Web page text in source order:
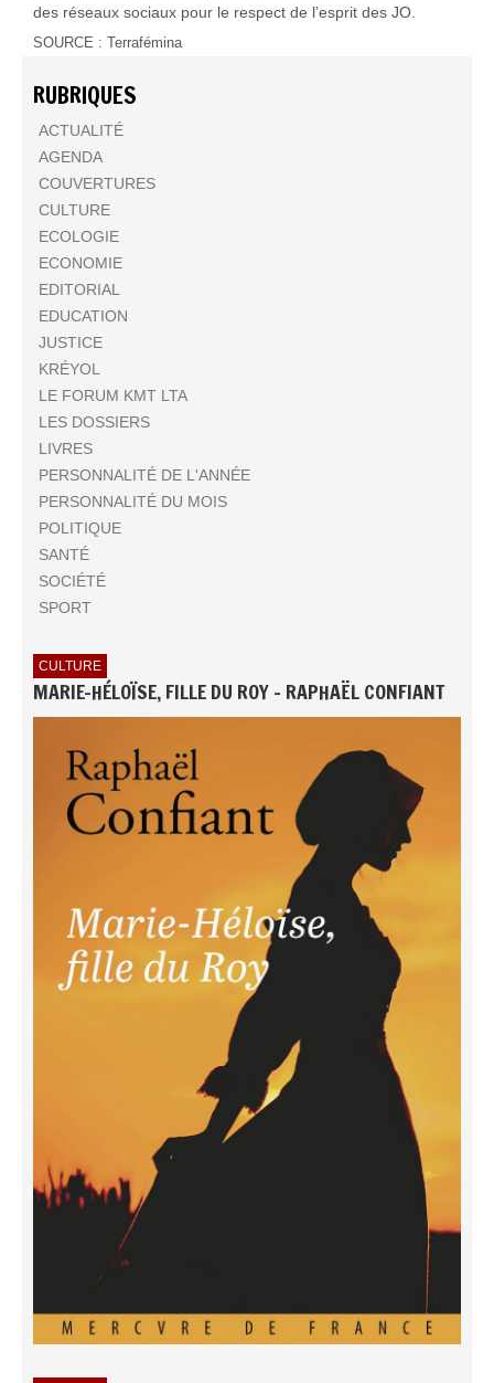
des réseaux sociaux pour le respect de l’esprit des JO.
SOURCE : Terrafémina
RUBRIQUES
ACTUALITÉ
AGENDA
COUVERTURES
CULTURE
ECOLOGIE
ECONOMIE
EDITORIAL
EDUCATION
JUSTICE
KRÉYOL
LE FORUM KMT LTA
LES DOSSIERS
LIVRES
PERSONNALITÉ DE L'ANNÉE
PERSONNALITÉ DU MOIS
POLITIQUE
SANTÉ
SOCIÉTÉ
SPORT
CULTURE
MARIE-HÉLOÏSE, FILLE DU ROY - RAPHAËL CONFIANT